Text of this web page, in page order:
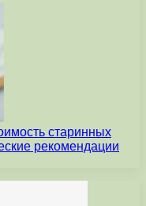
старинных
рекомендации